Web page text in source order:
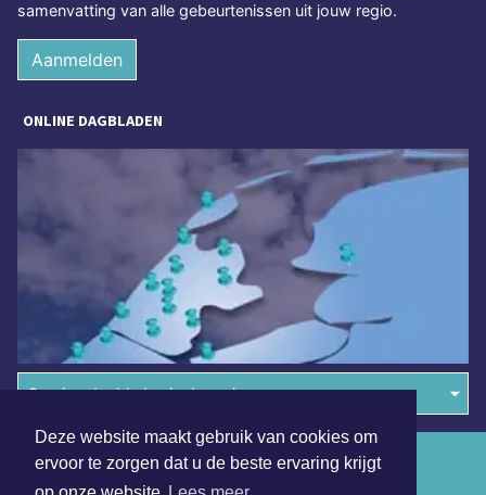
Deze website maakt gebruik van cookies om
ervoor te zorgen dat u de beste ervaring krijgt
samenvatting van alle gebeurtenissen uit jouw regio.
Aanmelden
ONLINE DAGBLADEN
Overige dagbladen in de regio
Algemene voorwaarden